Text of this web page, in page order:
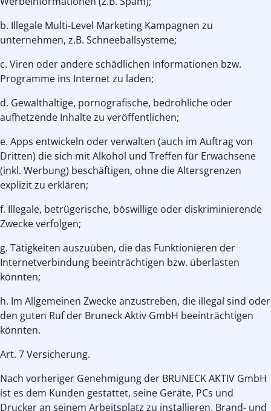
b. Illegale Multi-Level Marketing Kampagnen zu
unternehmen, z.B. Schneeballsysteme;
c. Viren oder andere schädlichen Informationen bzw.
Programme ins Internet zu laden;
d. Gewalthaltige, pornografische, bedrohliche oder
aufhetzende Inhalte zu veröffentlichen;
e. Apps entwickeln oder verwalten (auch im Auftrag von
Dritten) die sich mit Alkohol und Treffen für Erwachsene
(inkl. Werbung) beschäftigen, ohne die Altersgrenzen
explizit zu erklären;
f. Illegale, betrügerische, böswillige oder diskriminierende
Zwecke verfolgen;
g. Tätigkeiten auszuüben, die das Funktionieren der
Internetverbindung beeinträchtigen bzw. überlasten
könnten;
h. Im Allgemeinen Zwecke anzustreben, die illegal sind oder
den guten Ruf der Bruneck Aktiv GmbH beeinträchtigen
könnten.
Art. 7 Versicherung.
Nach vorheriger Genehmigung der BRUNECK AKTIV GmbH
ist es dem Kunden gestattet, seine Geräte, PCs und
Drucker an seinem Arbeitsplatz zu installieren. Brand- und